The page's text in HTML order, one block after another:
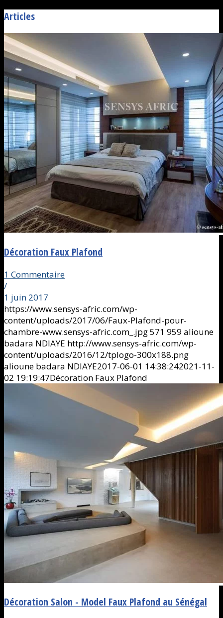
Articles
Décoration Faux Plafond
1 Commentaire
/
1 juin 2017
https://www.sensys-afric.com/wp-
content/uploads/2017/06/Faux-Plafond-pour-
chambre-www.sensys-afric.com_.jpg571 959 alioune
badara NDIAYE http://www.sensys-afric.com/wp-
content/uploads/2016/12/tplogo-300x188.png
alioune badara NDIAYE2017-06-01 14:38:242021-11-
02 19:19:47Décoration Faux Plafond
Décoration Salon - Model Faux Plafond au Sénégal